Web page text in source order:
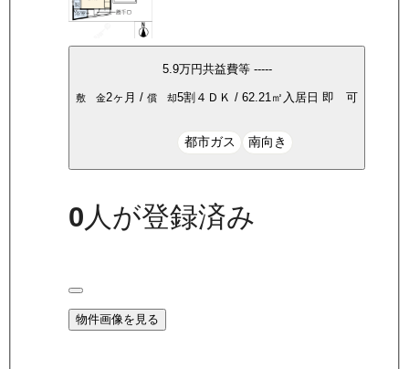
5.9万円共益費等 -----
敷 金2ヶ月 /償 却5割 ４ＤＫ /62.21㎡ 入居日 即 可
都市ガス 南向き
0 人が登録済み
物件画像を見る